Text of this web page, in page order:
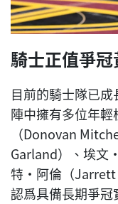
騎士正值爭
目前的騎士隊已成
陣中擁有多位年
（Donovan
Garland）、埃文
特·阿倫（Jarrett
認爲具備長期爭冠